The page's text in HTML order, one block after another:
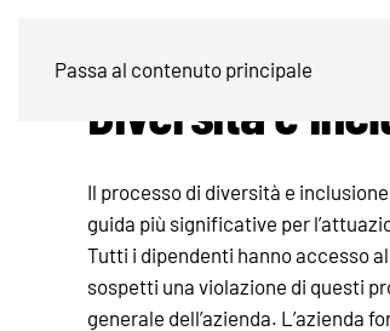
Passa al contenuto principale
Diversità e
Il processo di diversità e
guida più significative per
Tutti i dipendenti hanno accesso
sospetti una violazione di questi
generale dell’azienda. L’azienda